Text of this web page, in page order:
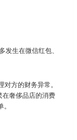
生在微信红包、
方的财务异常。
奢侈品店的消费